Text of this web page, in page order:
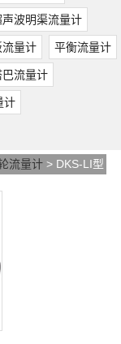
声波明渠流量计
流量计 平衡流量计
流量计
计
流量计 > DKS-LI型